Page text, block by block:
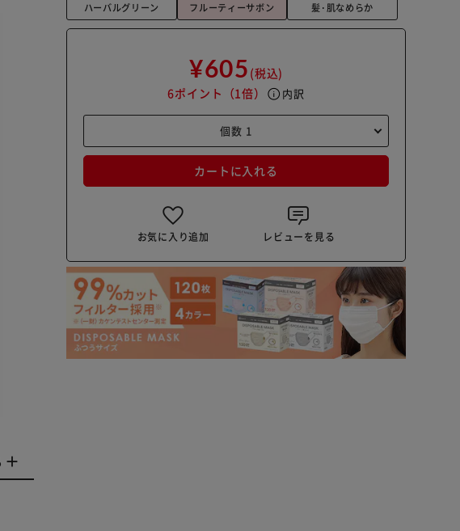
ハーバルグリーン フルーティーサボン 髪･肌なめらか
¥605 (税込)
6ポイント （1倍） info 内訳
カートに入れる
お気に入り追加 レビューを見る